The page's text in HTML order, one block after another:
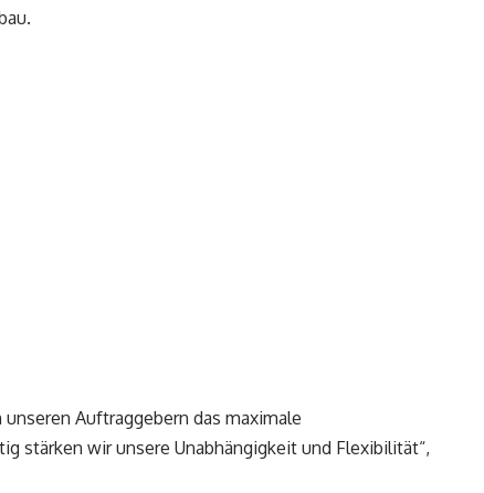
Auftraggebern das maximale
stärken wir unsere Unabhängigkeit und Flexibilität“,